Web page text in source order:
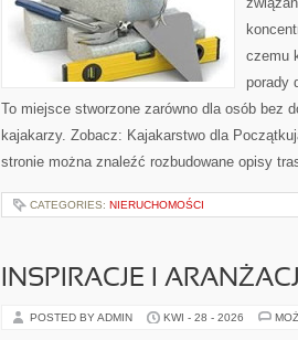
czemu
porady
To miejsce stworzone zarówno dla osób bez
kajakarzy. Zobacz: Kajakarstwo dla
stronie można znaleźć rozbudowane opisy
CATEGORIES: NIERUCHOMOŚCI
INSPIRACJE I
POSTED BY ADMIN KWI - 28 - 2026